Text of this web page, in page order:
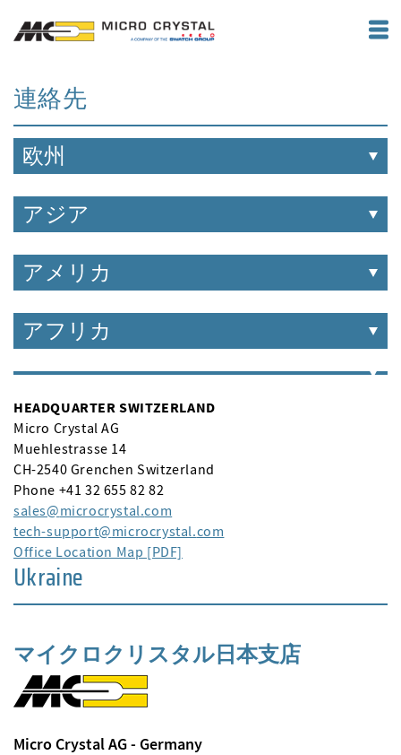
連絡先
欧州
アジア
アメリカ
アフリカ
HEADQUARTER SWITZERLAND
Micro Crystal AG
Muehlestrasse 14
CH-2540 Grenchen Switzerland
Phone +41 32 655 82 82
sales
microcrystal com
tech-support
microcrystal com
Office Location Map [PDF]
Ukraine
マイクロクリスタル日本支店
Micro Crystal AG - Germany